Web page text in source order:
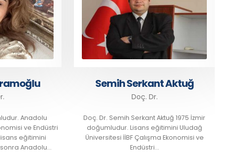
Aktuğ
Dr.
Aktuğ 1975 İzmir
eğitimini Uludağ
Ekonomisi ve
Münevver Bayar
Doç. Dr.
Lisans eğitimini Anadolu Üniversitesi İşletme
Bölümünde, yüksek lisans eğitimini 2013
yılında Türk Hava Kurumu İşletme
bölümünde yapmıştır….